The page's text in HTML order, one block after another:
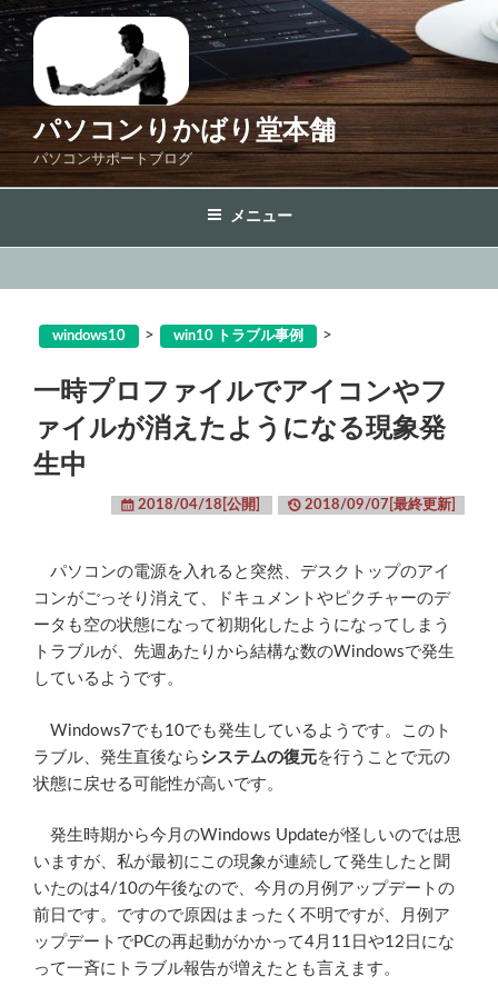
コ
ン
テ
ス
プ
パソコンりかばり堂本舗
パソコンサポートブログ
メニュー
windows10 > win10 トラブル事例 >
一時プロファイルでアイコンやフ
ァイルが消えたようになる現象発
生中
2018/04/18[公開] 2018/09/07[最終更新]
パソコンの電源を入れると突然、デスクトップのアイ
コンがごっそり消えて、ドキュメントやピクチャーのデ
ータも空の状態になって初期化したようになってしまう
トラブルが、先週あたりから結構な数のWindowsで発生
しているようです。
Windows7でも10でも発生しているようです。このト
ラブル、発生直後なら システムの復元を行うことで元の
状態に戻せる可能性が高いです。
発生時期から今月のWindows Updateが怪しいのでは思
いますが、私が最初にこの現象が連続して発生したと聞
いたのは4/10の午後なので、今月の月例アップデートの
前日です。ですので原因はまったく不明ですが、月例ア
ップデートでPCの再起動がかかって4月11日や12日にな
って一斉にトラブル報告が増えたとも言えます。